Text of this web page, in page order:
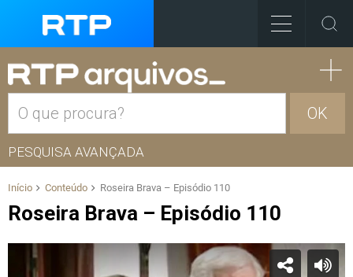
OK
PESQUISA AVANÇADA
Início Conteúdo Roseira Brava – Episódio 110
Roseira Brava – Episódio 110